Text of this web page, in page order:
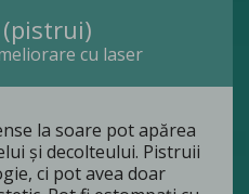
cu laser
la soare pot apărea
și decolteului. Pistruii
ci pot avea doar